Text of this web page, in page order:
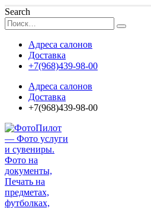
Search
Адреса салонов
Доставка
+7(968)439-98-00
Адреса салонов
Доставка
+7(968)439-98-00